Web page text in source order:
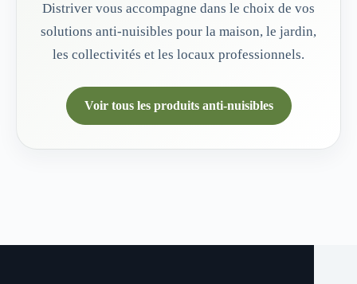
Distriver vous accompagne dans le choix de vos
solutions anti-nuisibles pour la maison, le jardin,
les collectivités et les locaux professionnels.
Voir tous les produits anti-nuisibles